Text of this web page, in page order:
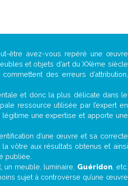
être avez-vous repéré une œuvre
et objets d’art du XXème siècle
des erreurs d’attribution,
et donc la plus délicate dans le
ressource utilisée par l’expert en
une expertise et apporte une
d’une œuvre et sa correcte
vôtre aux résultats obtenus et ainsi
publiée.
un meuble, luminaire, Guéridon, etc.
sujet à controverse qu’une œuvre